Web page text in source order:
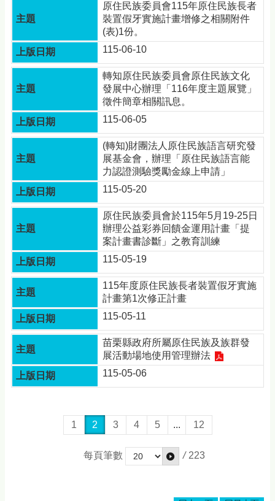
原住民族委員會115年原住民族長者
裝置假牙實施計畫增修之相關附件
(表)1份。
115-06-10
轉知原住民族委員會原住民族文化
發展中心辦理「116年度主題展覽」
徵件簡章相關訊息。
115-06-05
(轉知)財團法人原住民族語言研究發
展基金會，辦理「原住民族語言能
力認證測驗獎勵金線上申請」
115-05-20
原住民族委員會於115年5月19-25日
辦理公益彩券回饋金運用計畫「提
案計畫書診斷」之教育訓練
115-05-19
115年度原住民族長者裝置假牙實施
計畫第1次修正計畫
115-05-11
苗栗縣政府所屬原住民族及族群發
展活動場地使用管理辦法
115-05-06
1 2 3 4 5 ... 12
每頁筆數 / 223